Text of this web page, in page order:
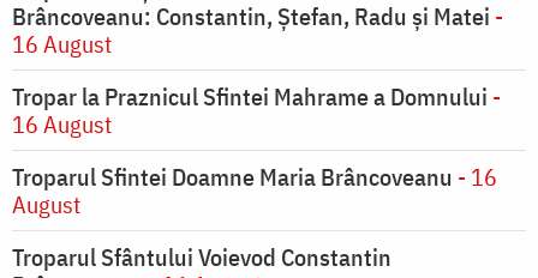
Brâncoveanu: Constantin, Ștefan, Radu și Matei -
16 August
Tropar la Praznicul Sfintei Mahrame a Domnului -
16 August
Troparul Sfintei Doamne Maria Brâncoveanu - 16
August
Troparul Sfântului Voievod Constantin